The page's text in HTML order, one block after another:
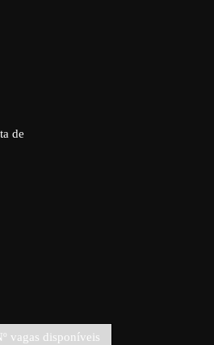
de
vagas disponíveis